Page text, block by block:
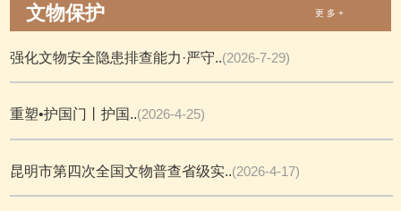
文物保护 更 多 +
强化文物安全隐患排查能力·严守..(2026-7-29)
重塑•护国门丨护国..(2026-4-25)
昆明市第四次全国文物普查省级实..(2026-4-17)